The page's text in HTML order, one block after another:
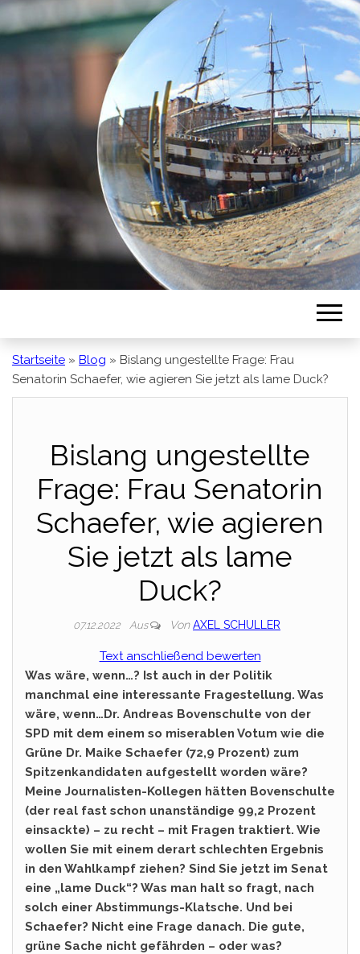
BREMEN SO
GESEHEN
Startseite » Blog » Bislang ungestellte Frage: Frau
Senatorin Schaefer, wie agieren Sie jetzt als lame Duck?
Bislang ungestellte
Frage: Frau Senatorin
Schaefer, wie agieren
Sie jetzt als lame
Duck?
07.12.2022 Aus Von AXEL SCHULLER
Text anschließend bewerten
Was wäre, wenn…? Ist auch in der Politik
manchmal eine interessante Fragestellung. Was
wäre, wenn…Dr. Andreas Bovenschulte von der
SPD mit dem einem so miserablen Votum wie die
Grüne Dr. Maike Schaefer (72,9 Prozent) zum
Spitzenkandidaten aufgestellt worden wäre?
Meine Journalisten-Kollegen hätten Bovenschulte
(der real fast schon unanständige 99,2 Prozent
einsackte) – zu recht – mit Fragen traktiert. Wie
wollen Sie mit einem derart schlechten Ergebnis
in den Wahlkampf ziehen? Sind Sie jetzt im Senat
eine „lame Duck“? Was man halt so fragt, nach
solch einer Abstimmungs-Klatsche. Und bei
Schaefer? Nicht eine Frage danach. Die gute,
grüne Sache nicht gefährden – oder was?